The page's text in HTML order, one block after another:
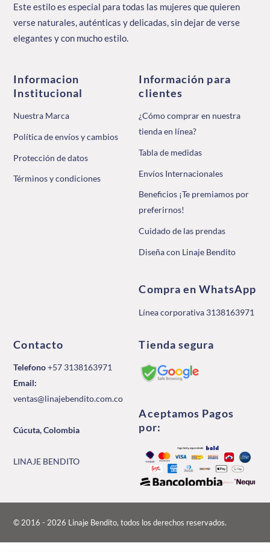
Este estilo es especial para todas las mujeres que quieren
verse naturales, auténticas y delicadas, sin dejar de verse
elegantes y con mucho estilo.
Informacion
Institucional
Nuestra Marca
Política de envíos y cambios
Protección de datos
Términos y condiciones
Información para
clientes
¿Cómo comprar en nuestra
tienda en línea?
Tabla de medidas
Envíos Internacionales
Beneficios ¡Te premiamos por
preferirnos!
Cuidado de las prendas
Diseña con Linaje Bendito
Compra en WhatsApp
Línea corporativa 3138163971
Contacto
Telefono+57 3138163971
Email:
ventas@linajebendito.com.co
Cúcuta, Colombia
LINAJE BENDITO
Tienda segura
Aceptamos Pagos
por:
© 2016 - 2026 Linaje Bendito, todos los derechos reservados.